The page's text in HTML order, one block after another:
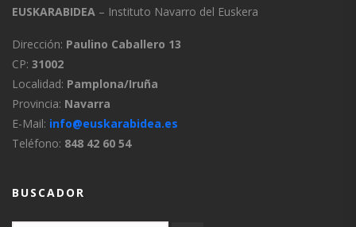
EUSKARABIDEA – Instituto Navarro del Euskera
Dirección: Paulino Caballero 13
CP: 31002
Localidad: Pamplona/Iruña
Provincia: Navarra
E-Mail: info@euskarabidea.es
Teléfono: 848 42 60 54
BUSCADOR